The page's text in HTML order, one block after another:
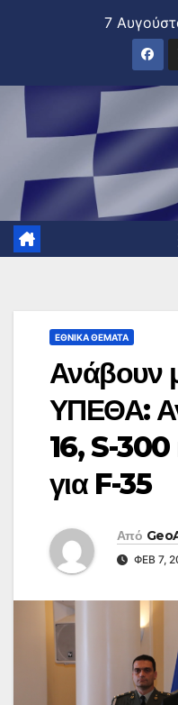
7
ΕΘΝΙΚΆ ΘΈΜΑΤΑ
Ανάβουν
ΥΠΕΘΑ:
16, S-300
για F-35
Από
ΦΕΒ 7,